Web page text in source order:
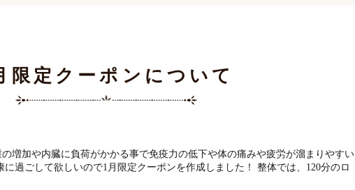
限定クーポンについて
増加や内臓に負荷がかかる事で免疫力の低下や体の痛みや疲労が溜まりやすい
に過ごして欲しいので1月限定クーポンを作成しました！ 整体では、120分のロ